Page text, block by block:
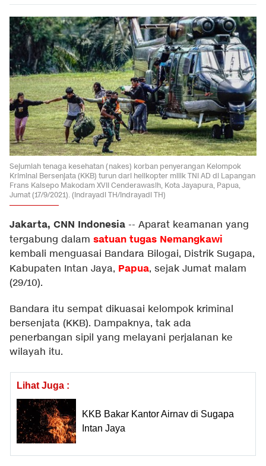
Sejumlah tenaga kesehatan (nakes) korban penyerangan Kelompok
Kriminal Bersenjata (KKB) turun dari helikopter milik TNI AD di Lapangan
Frans Kaisepo Makodam XVII Cenderawasih, Kota Jayapura, Papua,
Jumat (17/9/2021). (Indrayadi TH/Indrayadi TH)
Jakarta, CNN Indonesia -- Aparat keamanan yang
tergabung dalam satuan tugas Nemangkawi
kembali menguasai Bandara Bilogai, Distrik Sugapa,
Kabupaten Intan Jaya, Papua, sejak Jumat malam
(29/10).
Bandara itu sempat dikuasai kelompok kriminal
bersenjata (KKB). Dampaknya, tak ada
penerbangan sipil yang melayani perjalanan ke
wilayah itu.
Lihat Juga :
KKB Bakar Kantor Airnav di Sugapa
Intan Jaya